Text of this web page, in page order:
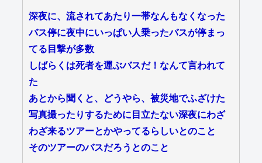
深夜に、流されてあたり一帯なんもなくなった
バス停に夜中にいっぱい人乗ったバスが停まっ
てる目撃が多数
しばらくは死者を運ぶバスだ！なんて言われて
た
あとから聞くと、どうやら、被災地でふざけた
写真撮ったりするために目立たない深夜にわざ
わざ来るツアーとかやってるらしいとのこと
そのツアーのバスだろうとのこと